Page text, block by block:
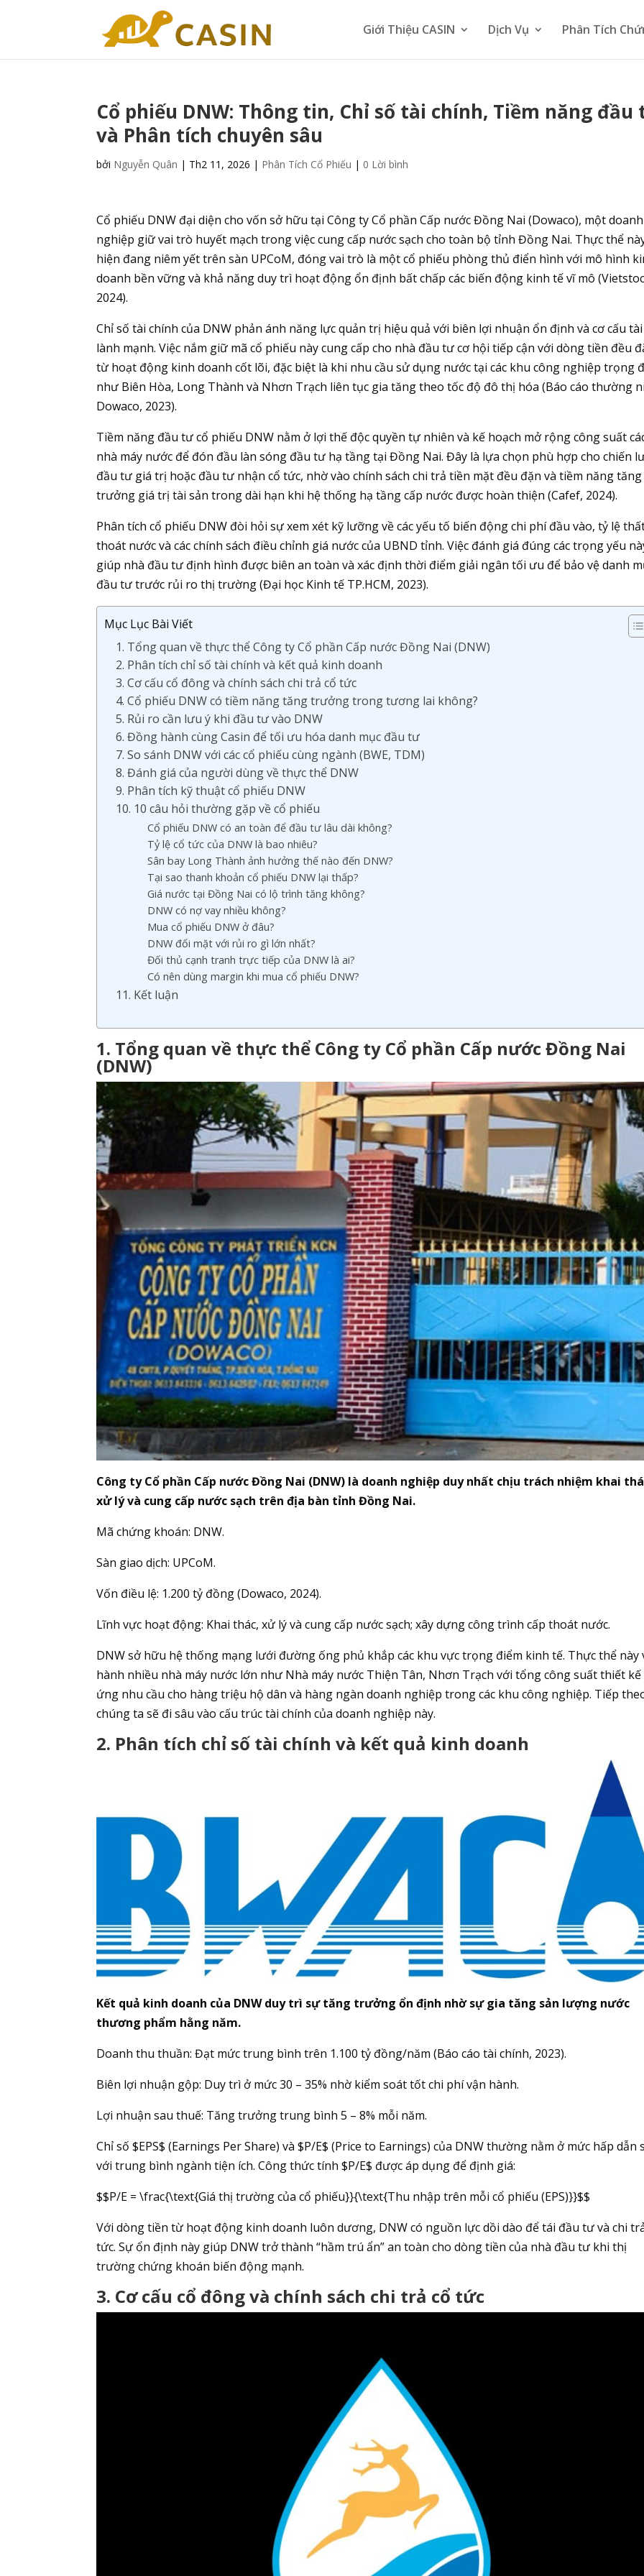
Giới Thiệu CASIN Dịch Vụ Phân Tích
Cổ phiếu DNW: Thông tin, Chỉ số tài chính, Tiềm năng đầu
và Phân tích chuyên sâu
bởi Nguyễn Quân | Th2 11, 2026 | Phân Tích Cổ Phiếu | 0 Lời bình
Cổ phiếu DNW đại diện cho vốn sở hữu tại Công ty Cổ phần Cấp nước Đồng Nai (Dowaco), một doanh
nghiệp giữ vai trò huyết mạch trong việc cung cấp nước sạch cho toàn bộ tỉnh Đồng Nai. Thực thể
hiện đang niêm yết trên sàn UPCoM, đóng vai trò là một cổ phiếu phòng thủ điển hình với mô hình
doanh bền vững và khả năng duy trì hoạt động ổn định bất chấp các biến động kinh tế vĩ mô
2024).
Chỉ số tài chính của DNW phản ánh năng lực quản trị hiệu quả với biên lợi nhuận ổn định và cơ cấu
lành mạnh. Việc nắm giữ mã cổ phiếu này cung cấp cho nhà đầu tư cơ hội tiếp cận với dòng tiền đều
từ hoạt động kinh doanh cốt lõi, đặc biệt là khi nhu cầu sử dụng nước tại các khu công nghiệp trọng
như Biên Hòa, Long Thành và Nhơn Trạch liên tục gia tăng theo tốc độ đô thị hóa (Báo cáo thường
Dowaco, 2023).
Tiềm năng đầu tư cổ phiếu DNW nằm ở lợi thế độc quyền tự nhiên và kế hoạch mở rộng công suất
nhà máy nước để đón đầu làn sóng đầu tư hạ tầng tại Đồng Nai. Đây là lựa chọn phù hợp cho chiến
đầu tư giá trị hoặc đầu tư nhận cổ tức, nhờ vào chính sách chi trả tiền mặt đều đặn và tiềm năng tăng
trưởng giá trị tài sản trong dài hạn khi hệ thống hạ tầng cấp nước được hoàn thiện (Cafef, 2024).
Phân tích cổ phiếu DNW đòi hỏi sự xem xét kỹ lưỡng về các yếu tố biến động chi phí đầu vào, tỷ lệ
thoát nước và các chính sách điều chỉnh giá nước của UBND tỉnh. Việc đánh giá đúng các trọng yếu
giúp nhà đầu tư định hình được biên an toàn và xác định thời điểm giải ngân tối ưu để bảo vệ danh
đầu tư trước rủi ro thị trường (Đại học Kinh tế TP.HCM, 2023).
Mục Lục Bài Viết
1. Tổng quan về thực thể Công ty Cổ phần Cấp nước Đồng Nai (DNW)
2. Phân tích chỉ số tài chính và kết quả kinh doanh
3. Cơ cấu cổ đông và chính sách chi trả cổ tức
4. Cổ phiếu DNW có tiềm năng tăng trưởng trong tương lai không?
5. Rủi ro cần lưu ý khi đầu tư vào DNW
6. Đồng hành cùng Casin để tối ưu hóa danh mục đầu tư
7. So sánh DNW với các cổ phiếu cùng ngành (BWE, TDM)
8. Đánh giá của người dùng về thực thể DNW
9. Phân tích kỹ thuật cổ phiếu DNW
10. 10 câu hỏi thường gặp về cổ phiếu
Cổ phiếu DNW có an toàn để đầu tư lâu dài không?
Tỷ lệ cổ tức của DNW là bao nhiêu?
Sân bay Long Thành ảnh hưởng thế nào đến DNW?
Tại sao thanh khoản cổ phiếu DNW lại thấp?
Giá nước tại Đồng Nai có lộ trình tăng không?
DNW có nợ vay nhiều không?
Mua cổ phiếu DNW ở đâu?
DNW đối mặt với rủi ro gì lớn nhất?
Đối thủ cạnh tranh trực tiếp của DNW là ai?
Có nên dùng margin khi mua cổ phiếu DNW?
11. Kết luận
1. Tổng quan về thực thể Công ty Cổ phần Cấp nước Đồng Nai
(DNW)
Công ty Cổ phần Cấp nước Đồng Nai (DNW) là doanh nghiệp duy nhất chịu trách nhiệm khai
xử lý và cung cấp nước sạch trên địa bàn tỉnh Đồng Nai.
Mã chứng khoán: DNW.
Sàn giao dịch: UPCoM.
Vốn điều lệ: 1.200 tỷ đồng (Dowaco, 2024).
Lĩnh vực hoạt động: Khai thác, xử lý và cung cấp nước sạch; xây dựng công trình cấp thoát nước.
DNW sở hữu hệ thống mạng lưới đường ống phủ khắp các khu vực trọng điểm kinh tế. Thực thể này
hành nhiều nhà máy nước lớn như Nhà máy nước Thiện Tân, Nhơn Trạch với tổng công suất thiết
ứng nhu cầu cho hàng triệu hộ dân và hàng ngàn doanh nghiệp trong các khu công nghiệp. Tiếp
chúng ta sẽ đi sâu vào cấu trúc tài chính của doanh nghiệp này.
2. Phân tích chỉ số tài chính và kết quả kinh doanh
Kết quả kinh doanh của DNW duy trì sự tăng trưởng ổn định nhờ sự gia tăng sản lượng nước
thương phẩm hằng năm.
Doanh thu thuần: Đạt mức trung bình trên 1.100 tỷ đồng/năm (Báo cáo tài chính, 2023).
Biên lợi nhuận gộp: Duy trì ở mức 30 – 35% nhờ kiểm soát tốt chi phí vận hành.
Lợi nhuận sau thuế: Tăng trưởng trung bình 5 – 8% mỗi năm.
Chỉ số $EPS$ (Earnings Per Share) và $P/E$ (Price to Earnings) của DNW thường nằm ở mức hấp dẫn
với trung bình ngành tiện ích. Công thức tính $P/E$ được áp dụng để định giá:
$$P/E = \frac{\text{Giá thị trường của cổ phiếu}}{\text{Thu nhập trên mỗi cổ phiếu (EPS)}}$$
Với dòng tiền từ hoạt động kinh doanh luôn dương, DNW có nguồn lực dồi dào để tái đầu tư và chi
tức. Sự ổn định này giúp DNW trở thành “hầm trú ẩn” an toàn cho dòng tiền của nhà đầu tư khi thị
trường chứng khoán biến động mạnh.
3. Cơ cấu cổ đông và chính sách chi trả cổ tức